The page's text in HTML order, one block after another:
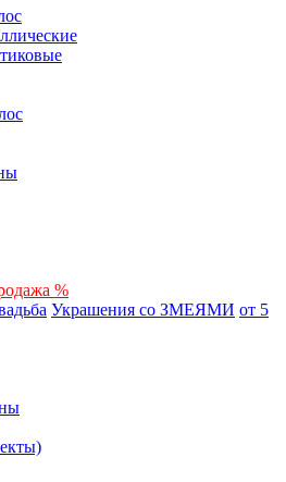
%
Украшения со ЗМЕЯМИ от 5